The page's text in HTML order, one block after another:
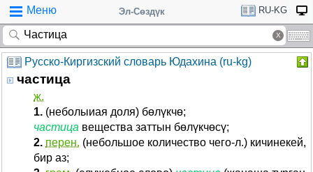
Меню Эл-Сөздүк RU-KG
Русско-Киргизский словарь Юдахина (ru-kg)
частица
ж.
1. (неболыиая доля) бөлүкчө;
частица вещества заттын бөлүкчөсү;
2. перен. (небольшое количество чего-л.) кичинекей,
бир аз;